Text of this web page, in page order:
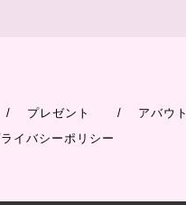
/ プレゼント /
アバウト
イバシーポリシー